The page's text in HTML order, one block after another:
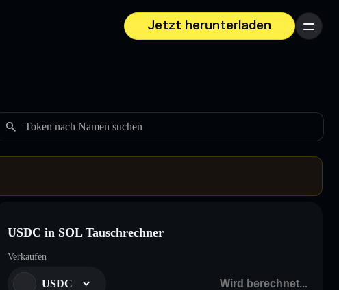
Jetzt herunterladen
Menü
Token nach Namen suchen
USDC in SOL Tauschrechner
Verkaufen
USDC